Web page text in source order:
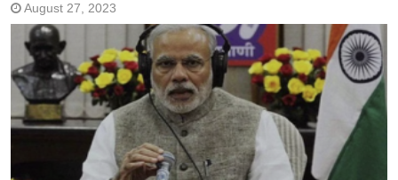
August 27, 2023